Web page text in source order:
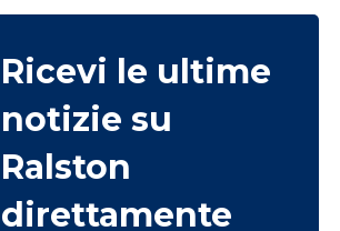
Ricevi le ultime
notizie su
Ralston
direttamente